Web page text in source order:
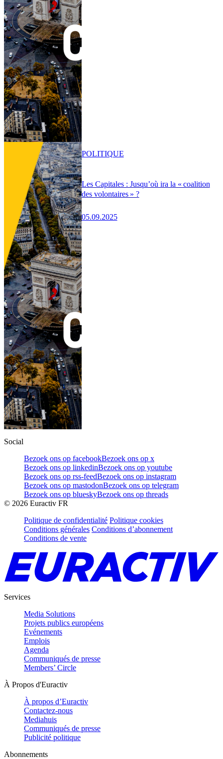
Les Capitales : Jusqu’où ira la « coalition
des volontaires » ?
05.09.2025
POLITIQUE
Social
Bezoek ons op facebookBezoek ons op x
Bezoek ons op linkedinBezoek ons op youtube
Bezoek ons op rss-feedBezoek ons op instagram
Bezoek ons op mastodonBezoek ons op telegram
Bezoek ons op blueskyBezoek ons op threads
© 2026 Euractiv FR
Politique de confidentialité Politique cookies
Conditions générales Conditions d’abonnement
Conditions de vente
Services
Media Solutions
Projets publics européens
Evénements
Emplois
Agenda
Communiqués de presse
Members’ Circle
À Propos d'Euractiv
À propos d’Euractiv
Contactez-nous
Mediahuis
Communiqués de presse
Publicité politique
Abonnements